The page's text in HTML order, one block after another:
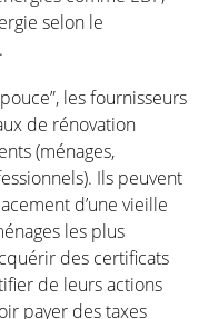
selon le
les fournisseurs
de rénovation
(ménages,
Ils peuvent
d’une vieille
les plus
des certificats
de leurs actions
payer des taxes